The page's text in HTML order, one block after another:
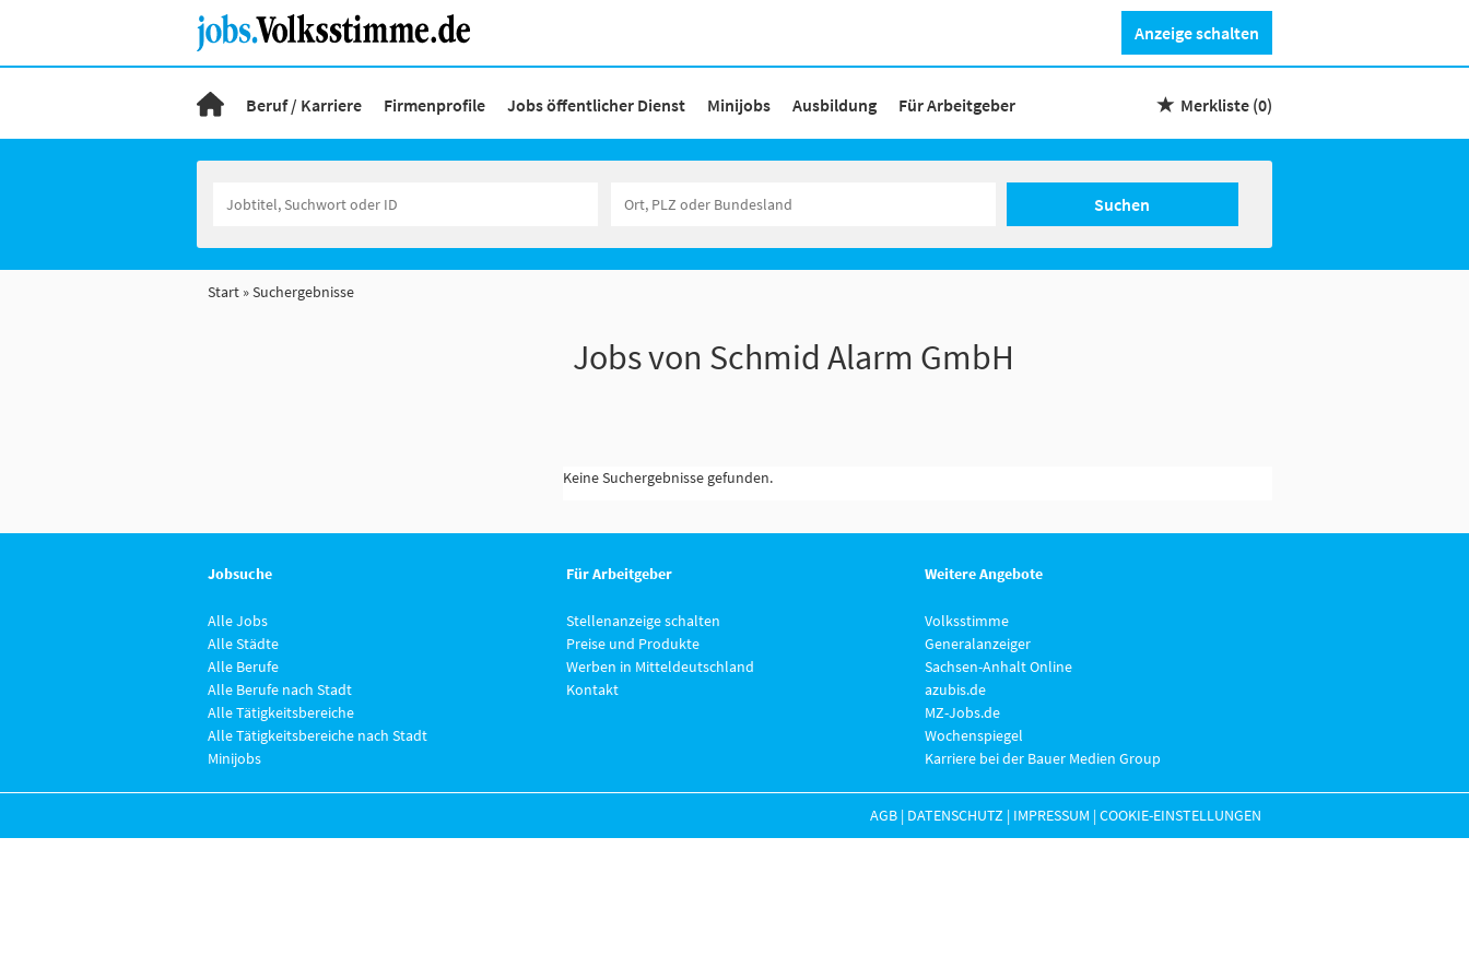
Anzeige schalten
Beruf / Karriere Firmenprofile Jobs öffentlicher Dienst Minijobs Ausbildung Für Arbeitgeber Merkliste (0)
Suchen
Start Suchergebnisse
Jobs von Schmid Alarm GmbH
Keine Suchergebnisse gefunden.
Jobsuche
Alle Jobs
Alle Städte
Alle Berufe
Alle Berufe nach Stadt
Alle Tätigkeitsbereiche
Alle Tätigkeitsbereiche nach Stadt
Minijobs
Für Arbeitgeber
Stellenanzeige schalten
Preise und Produkte
Werben in Mitteldeutschland
Kontakt
Weitere Angebote
Volksstimme
Generalanzeiger
Sachsen-Anhalt Online
azubis.de
MZ-Jobs.de
Wochenspiegel
Karriere bei der Bauer Medien Group
AGB | DATENSCHUTZ | IMPRESSUM |COOKIE-EINSTELLUNGEN